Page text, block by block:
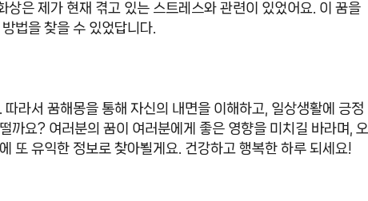
상은 제가 현재 겪고 있는 스트레스와 관련이 있었어요. 이 꿈을
법을 찾을 수 있었답니다.
라서 꿈해몽을 통해 자신의 내면을 이해하고, 일상생활에 긍정
까요? 여러분의 꿈이 여러분에게 좋은 영향을 미치길 바라며, 오
또 유익한 정보로 찾아뵐게요. 건강하고 행복한 하루 되세요!